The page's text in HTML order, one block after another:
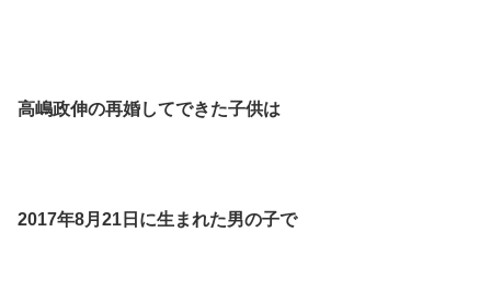
高嶋政伸の再婚してできた子供は
2017年8月21日に生まれた男の子で